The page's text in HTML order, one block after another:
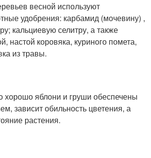
весной используют
удобрения: карбамид (мочевину) ,
кальциевую селитру, а также
настой коровяка, куриного помета,
из травы.
хорошо яблони и груши обеспечены
зависит обильность цветения, а
растения.